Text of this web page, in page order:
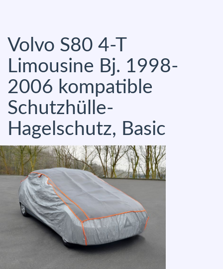
Volvo S80 4-T
Limousine Bj. 1998-
2006 kompatible
Schutzhülle-
Hagelschutz, Basic